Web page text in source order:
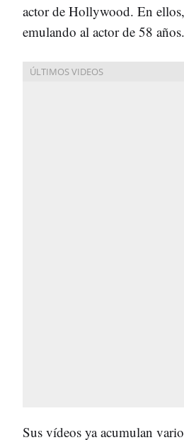
actor de Hollywood. En
emulando al actor de 58 años.
Sus vídeos ya acumulan